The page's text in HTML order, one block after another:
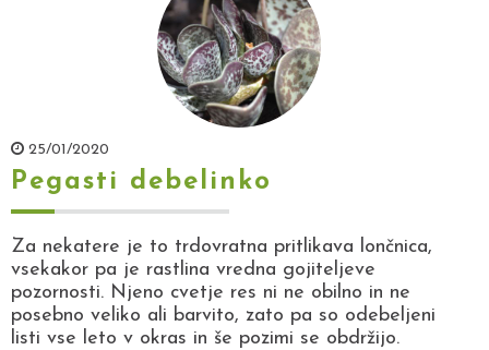
25/01/2020
Pegasti debelinko
Za nekatere je to trdovratna pritlikava lončnica,
vsekakor pa je rastlina vredna gojiteljeve
pozornosti. Njeno cvetje res ni ne obilno in ne
posebno veliko ali barvito, zato pa so odebeljeni
listi vse leto v okras in še pozimi se obdržijo.